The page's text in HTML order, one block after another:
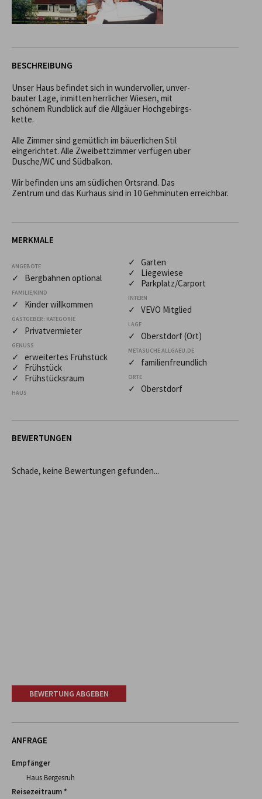
BESCHREIBUNG
Unser Haus befindet sich in wundervoller, unver-
bauter Lage, inmitten herrlicher Wiesen, mit
schönem Rundblick auf die Allgäuer Hochgebirgs-
kette.
Alle Zimmer sind gemütlich im bäuerlichen Stil
eingerichtet. Alle Zweibettzimmer verfügen über
Dusche/WC und Südbalkon.
Wir befinden uns am südlichen Ortsrand. Das
Zentrum und das Kurhaus sind in 10 Gehminuten erreichbar.
MERKMALE
ANGEBOTE
✓ Bergbahnen optional
FAMILIE/KIND
✓ Kinder willkommen
GASTGEBER: KATEGORIE
✓ Privatvermieter
GENUSS
✓ erweitertes Frühstück
✓ Frühstück
✓ Frühstücksraum
HAUS
✓ Garten
✓ Liegewiese
✓ Parkplatz/Carport
INTERN
✓ VEVO Mitglied
LAGE
✓ Oberstdorf (Ort)
METASUCHE ALLGAEU.DE
✓ familienfreundlich
ORTE
✓ Oberstdorf
BEWERTUNGEN
Schade, keine Bewertungen gefunden...
BEWERTUNG ABGEBEN
ANFRAGE
Empfänger
Haus Bergesruh
Reisezeitraum *